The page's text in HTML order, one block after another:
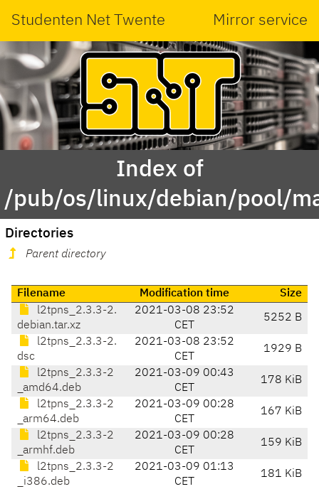
Studenten Net Twente Mirror service
Index of
/pub/os/linux/debian/pool/
Directories
Parent directory
Filename Modification time
Size
l2tpns_2.3.3-2.
debian.tar.xz
2021-03-08 23:52
CET
5252 B
l2tpns_2.3.3-2.
dsc
2021-03-08 23:52
CET
1929 B
l2tpns_2.3.3-2
_amd64.deb
2021-03-09 00:43
CET
178 KiB
l2tpns_2.3.3-2
_arm64.deb
2021-03-09 00:28
CET
167 KiB
l2tpns_2.3.3-2
_armhf.deb
2021-03-09 00:28
CET
159 KiB
l2tpns_2.3.3-2
_i386.deb
2021-03-09 01:13
CET
181 KiB